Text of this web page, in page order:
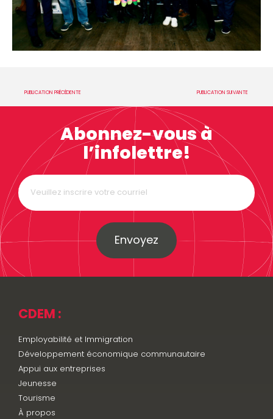
PUBLICATION PRÉCÉDENTE PUBLICATION SUIVANTE
Abonnez-vous à
l’infolettre!
Envoyez
CDEM :
Employabilité et Immigration
Développement économique communautaire
Appui aux entreprises
Jeunesse
Tourisme
À propos